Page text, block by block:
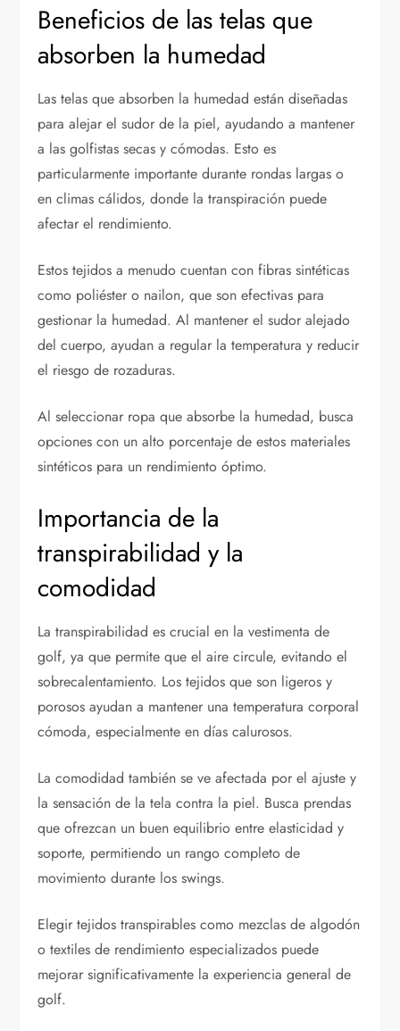
Beneficios de las telas que
absorben la humedad
Las telas que absorben la humedad están diseñadas
para alejar el sudor de la piel, ayudando a mantener
a las golfistas secas y cómodas. Esto es
particularmente importante durante rondas largas o
en climas cálidos, donde la transpiración puede
afectar el rendimiento.
Estos tejidos a menudo cuentan con fibras sintéticas
como poliéster o nailon, que son efectivas para
gestionar la humedad. Al mantener el sudor alejado
del cuerpo, ayudan a regular la temperatura y reducir
el riesgo de rozaduras.
Al seleccionar ropa que absorbe la humedad, busca
opciones con un alto porcentaje de estos materiales
sintéticos para un rendimiento óptimo.
Importancia de la
transpirabilidad y la
comodidad
La transpirabilidad es crucial en la vestimenta de
golf, ya que permite que el aire circule, evitando el
sobrecalentamiento. Los tejidos que son ligeros y
porosos ayudan a mantener una temperatura corporal
cómoda, especialmente en días calurosos.
La comodidad también se ve afectada por el ajuste y
la sensación de la tela contra la piel. Busca prendas
que ofrezcan un buen equilibrio entre elasticidad y
soporte, permitiendo un rango completo de
movimiento durante los swings.
Elegir tejidos transpirables como mezclas de algodón
o textiles de rendimiento especializados puede
mejorar significativamente la experiencia general de
golf.